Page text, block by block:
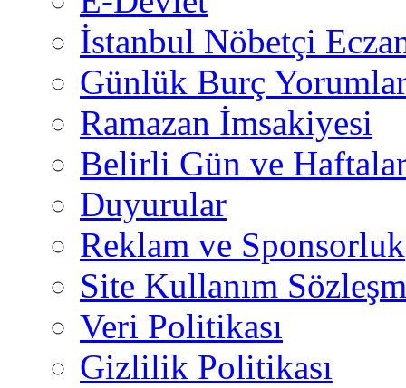
İstanbul Nöbetçi
Günlük Burç
Ramazan İmsakiyesi
Belirli Gün ve
Duyurular
Reklam ve Sponsorluk
Site Kullanım
Veri Politikası
Gizlilik Politikası